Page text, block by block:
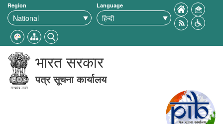
Region Language
भारत सरकार
पत्र सूचना कार्यालय